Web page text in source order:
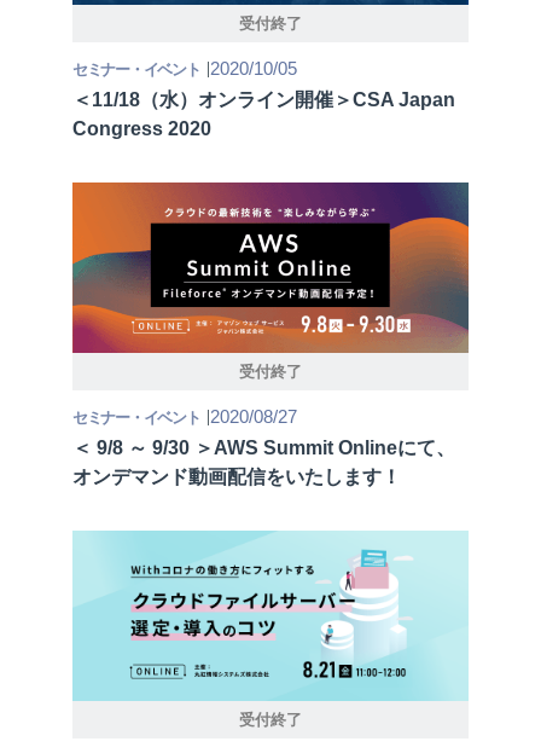
受付終了
セミナー・イベント
2020/10/05
＜11/18（水）オンライン開催＞CSA Japan
Congress 2020
受付終了
セミナー・イベント
2020/08/27
＜ 9/8 ～ 9/30 ＞AWS Summit Onlineにて、
オンデマンド動画配信をいたします！
受付終了